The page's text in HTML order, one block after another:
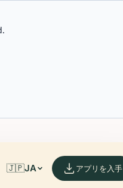
🇯🇵JA アプリを入手